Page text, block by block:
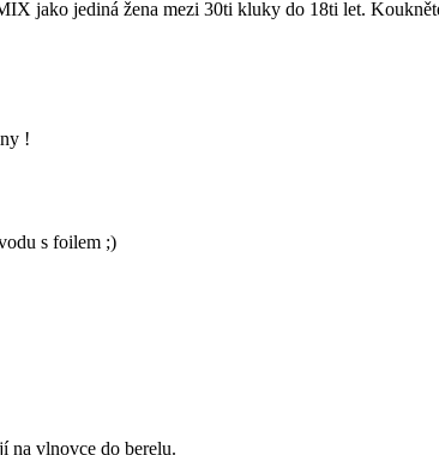
jako jediná žena mezi 30ti kluky do 18ti let.
!
s foilem ;)
na vlnovce do berelu.